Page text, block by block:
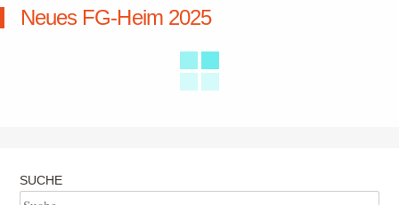
Neues FG-Heim 2025
SUCHE
Suche